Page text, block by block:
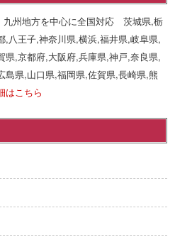
九州地方を中心に全国対応 茨城県,栃
,八王子,神奈川県,横浜,福井県,岐阜県,
県,京都府,大阪府,兵庫県,神戸,奈良県,
島県,山口県,福岡県,佐賀県,長崎県,熊
はこちら